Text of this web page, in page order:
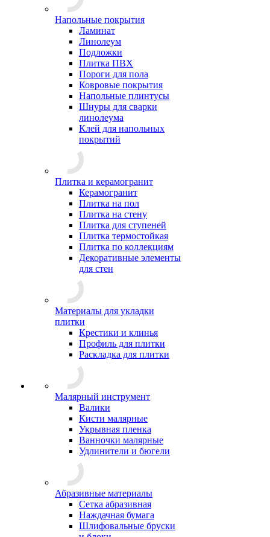
Напольные покрытия
Ламинат
Линолеум
Подложки
Плитка ПВХ
Пороги для пола
Ковровые покрытия
Напольные плинтусы
Шнуры для сварки
линолеума
Клей для напольных
покрытий
Плитка и керамогранит
Керамогранит
Плитка на пол
Плитка на стену
Плитка для ступеней
Плитка термостойкая
Плитка по коллекциям
Декоративные элементы
для стен
Материалы для укладки
плитки
Крестики и клинья
Профиль для плитки
Раскладка для плитки
Малярный инструмент
Валики
Кисти малярные
Укрывная пленка
Ванночки малярные
Удлинители и бюгели
Абразивные материалы
Сетка абразивная
Наждачная бумага
Шлифовальные бруски